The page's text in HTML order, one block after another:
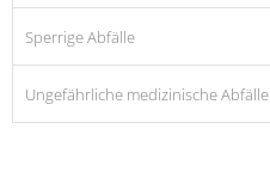
Sperrige Abfälle
Ungefährliche medizinische Abfälle